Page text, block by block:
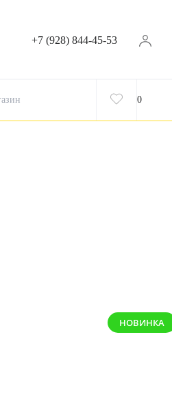
+7 (928) 844-45-53
0
НОВИНКА